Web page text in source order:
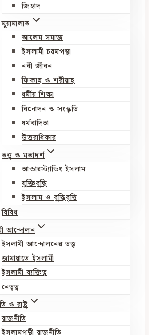
জিহাদ
মুয়ামালাত
আলেম সমাজ
ইসলামী চরমপন্থা
নবী জীবন
ফিকাহ ও শরীয়াহ
ধর্মীয় শিক্ষা
বিনোদন ও সংস্কৃতি
ধর্মবাদিতা
উত্তরাধিকার
তত্ত্ব ও মতাদর্শ
আন্ডারস্ট্যান্ডিং ইসলাম
যুক্তিবুদ্ধি
ইসলাম ও বুদ্ধিবৃত্তি
বিবিধ
আন্দোলন
ইসলামী আন্দোলনের তত্ত্ব
জামায়াতে ইসলামী
ইসলামী ব্যক্তিত্ব
নেতৃত্ব
ও রাষ্ট্র
রাজনীতি